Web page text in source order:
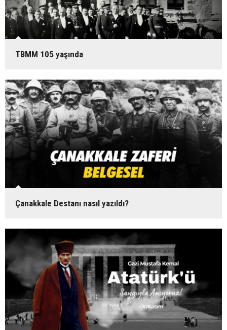
TBMM 105 yaşında
Çanakkale Destanı nasıl yazıldı?